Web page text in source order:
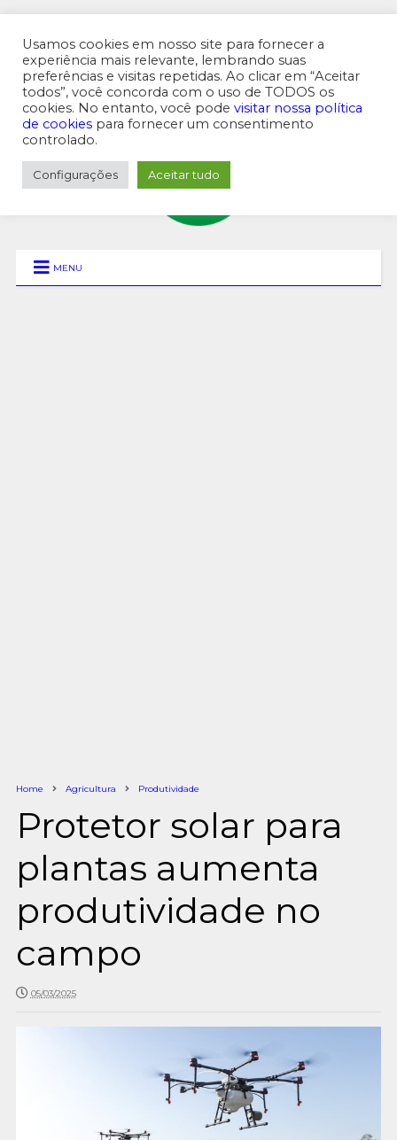
MENU SUPERIOR
MENU
Home Agricultura Produtividade
Protetor solar para
plantas aumenta
produtividade no
campo
05/03/2025
Usamos cookies em nosso site para fornecer a
experiência mais relevante, lembrando suas
preferências e visitas repetidas. Ao clicar em “Aceitar
todos”, você concorda com o uso de TODOS os
cookies. No entanto, você pode visitar nossa política
de cookies para fornecer um consentimento
controlado.
Configurações Aceitar tudo